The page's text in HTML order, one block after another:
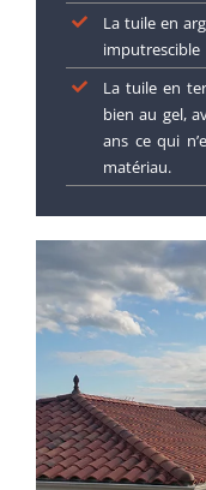
La tuile en
imputrescible
La tuile en
bien au gel,
ans ce qui
matériau.